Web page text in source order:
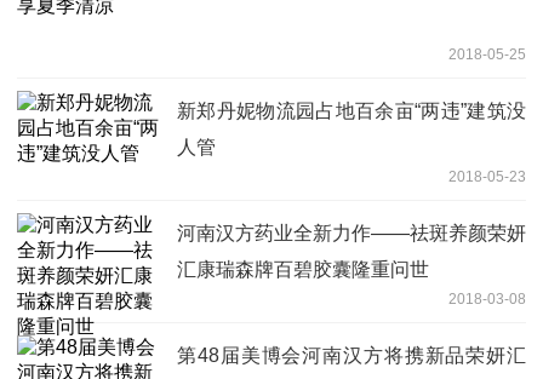
2018-05-25
新郑丹妮物流园占地百余亩“两违”建筑没
人管
2018-05-23
河南汉方药业全新力作——祛斑养颜荣妍
汇康瑞森牌百碧胶囊隆重问世
2018-03-08
第48届美博会河南汉方将携新品荣妍汇